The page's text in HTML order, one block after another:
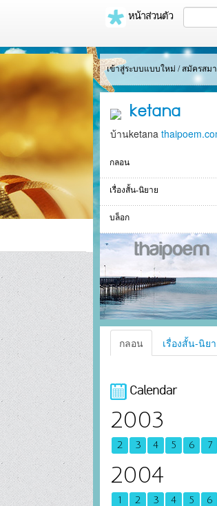
หน้าส่วนตัว
เข้าสู่ระบบแบบใหม่ / สมัครสม
ketana
บ้านketana
กลอน
เรื่องสั้น-นิยาย
บล็อก
กลอน เรื่องสั้น-นิย
Calendar
2003
2 3 4 5 6 7
2004
1 2 3 4 5 6